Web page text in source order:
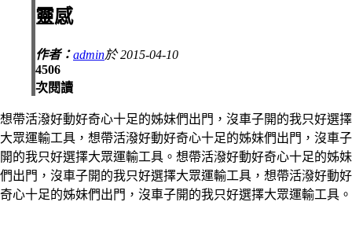
靈感
作者：admin於 2015-04-10
4506
次閱讀
想帶活潑好動好奇心十足的姊妹們出門，沒車子開的我只好選擇
大眾運輸工具，想帶活潑好動好奇心十足的姊妹們出門，沒車子
開的我只好選擇大眾運輸工具。想帶活潑好動好奇心十足的姊妹
們出門，沒車子開的我只好選擇大眾運輸工具，想帶活潑好動好
奇心十足的姊妹們出門，沒車子開的我只好選擇大眾運輸工具。